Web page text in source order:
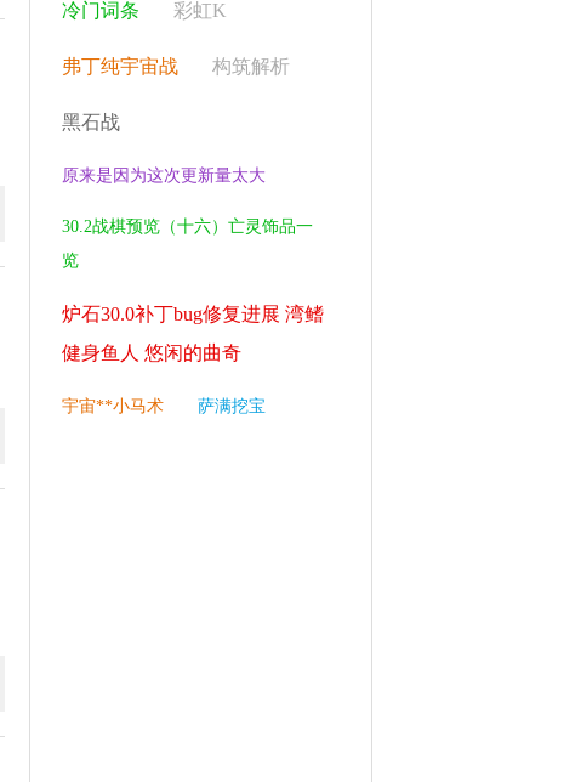
冷门词条 彩虹K
弗丁纯宇宙战 构筑解析
黑石战
原来是因为这次更新量太大
30.2战棋预览（十六）亡灵饰品一
览
炉石30.0补丁bug修复进展 湾鳍
健身鱼人 悠闲的曲奇
宇宙**小马术 萨满挖宝